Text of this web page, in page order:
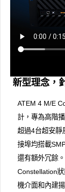
新型理念，
ATEM 4 M/E
計，專為高階
超過4台超安靜
接埠均搭載
還有額外冗餘
Constellation
機介面和內建